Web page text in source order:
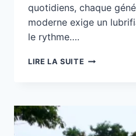
quotidiens, chaque
moderne exige un
le rythme….
LIRE LA SUITE MILLERS